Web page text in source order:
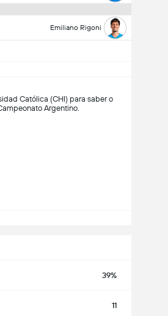
Emiliano Rigoni
Católica (CHI) para saber o
Argentino.
39%
11